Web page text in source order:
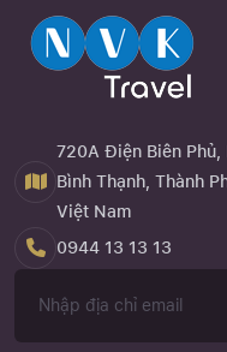
720A Điện Biên Phủ,
Bình Thạnh, Thành
Việt Nam
0944 13 13 13